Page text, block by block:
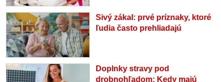
Sivý zákal: prvé príznaky, ktoré
ľudia často prehliadajú
Doplnky stravy pod
drobnohľadom: Kedy majú